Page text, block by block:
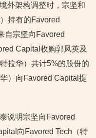
外架构调整时，宗坚和
持有的Favored
自宗坚向Favored
Capital收购郭凤英及
拉华）共计5%的股份的
）向Favored Capital提
说明宗坚向Favored
向Favored Tech（特